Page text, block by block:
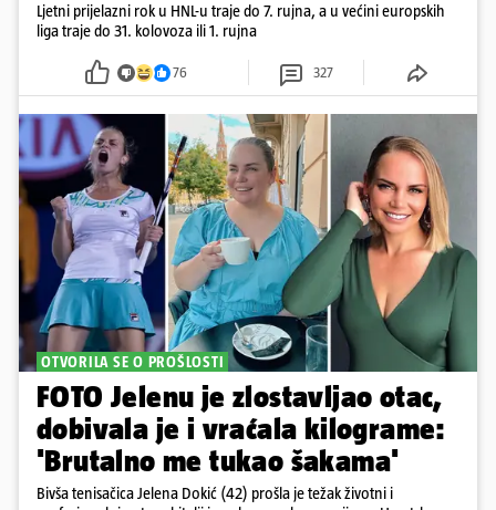
Ljetni prijelazni rok u HNL-u traje do 7. rujna, a u većini europskih
liga traje do 31. kolovoza ili 1. rujna
76 327
OTVORILA SE O PROŠLOSTI
FOTO Jelenu je zlostavljao otac,
dobivala je i vraćala kilograme:
'Brutalno me tukao šakama'
Bivša tenisačica Jelena Dokić (42) prošla je težak životni i